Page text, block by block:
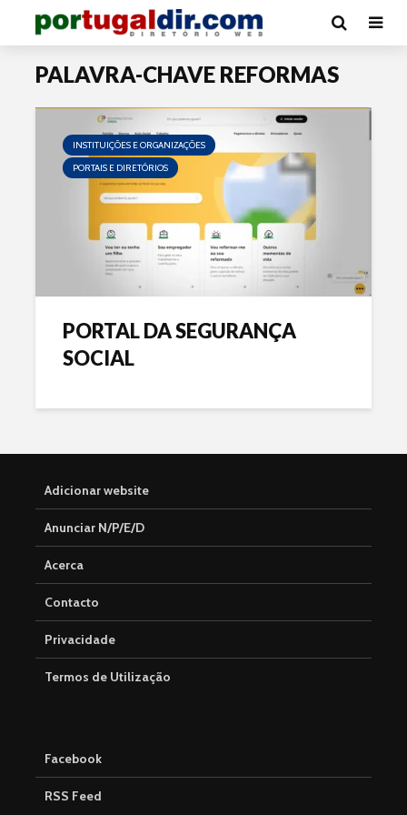
PALAVRA-CHAVE REFORMAS
INSTITUIÇÕES E ORGANIZAÇÕES
PORTAIS E DIRETÓRIOS
PORTAL DA SEGURANÇA
SOCIAL
Adicionar website
Anunciar N/P/E/D
Acerca
Contacto
Privacidade
Termos de Utilização
Facebook
RSS Feed